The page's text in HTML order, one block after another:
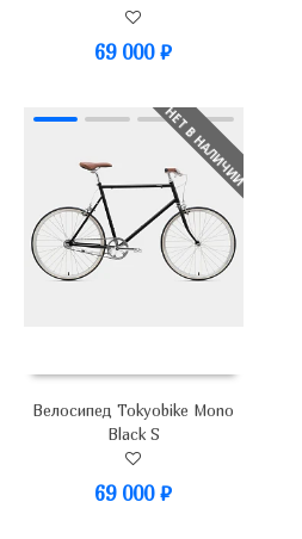
69 000₽
НЕТ В НАЛИЧИИ
Велосипед Tokyobike Mono
Black S
69 000₽